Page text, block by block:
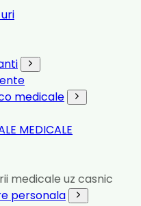
medicale
MEDICALE
medicale uz casnic
personala